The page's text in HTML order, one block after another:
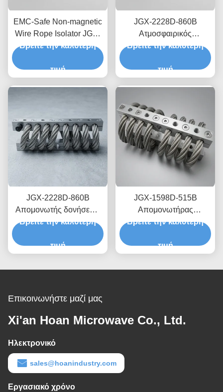
EMC-Safe Non-magnetic
Wire Rope Isolator JGX-
2228D-665B Βάση
κραδασμών για
Βρείτε την καλύτερη
τιμή
JGX-2228D-860B
Ατμοσφαιρικός
απομονωτής δονήσεων
ανοξείδωτο χάλυβα
Βρείτε την καλύτερη
τιμή
JGX-2228D-860B
Απομονωτής δονήσεων
συρματόπλεγματος
σύνθεση Ταχεία
Προσαρμόσιμος
Βρείτε την καλύτερη
τιμή
JGX-1598D-515B
Απομονωτήρας
κραδασμών με
παρέχει κλιμακούμενη
απομόνωση θορύβου
Βρείτε την καλύτερη
τιμή
Επικοινωνήστε μαζί μας
Xi'an Hoan Microwave Co., Ltd.
Ηλεκτρονικό
sales@hoanindustry.com
Εργασιακό χρόνο